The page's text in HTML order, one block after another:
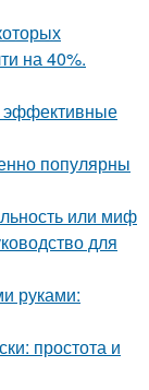
на 40%.
эффективные
популярны
или миф
для
руками:
простота и